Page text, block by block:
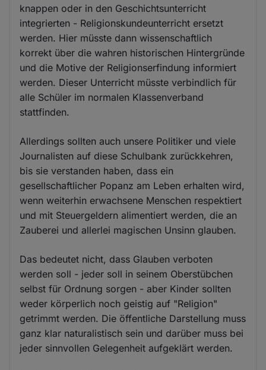
knappen oder in den Geschichtsunterricht
integrierten - Religionskundeunterricht ersetzt
werden. Hier müsste dann wissenschaftlich
korrekt über die wahren historischen Hintergründe
und die Motive der Religionserfindung informiert
werden. Dieser Unterricht müsste verbindlich für
alle Schüler im normalen Klassenverband
stattfinden.
Allerdings sollten auch unsere Politiker und viele
Journalisten auf diese Schulbank zurückkehren,
bis sie verstanden haben, dass ein
gesellschaftlicher Popanz am Leben erhalten wird,
wenn weiterhin erwachsene Menschen respektiert
und mit Steuergeldern alimentiert werden, die an
Zauberei und allerlei magischen Unsinn glauben.
Das bedeutet nicht, dass Glauben verboten
werden soll - jeder soll in seinem Oberstübchen
selbst für Ordnung sorgen - aber Kinder sollten
weder körperlich noch geistig auf "Religion"
getrimmt werden. Die öffentliche Darstellung muss
ganz klar naturalistisch sein und darüber muss bei
jeder sinnvollen Gelegenheit aufgeklärt werden.